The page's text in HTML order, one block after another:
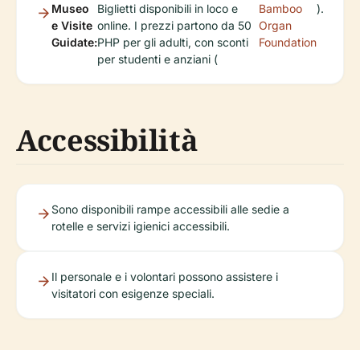
Museo
e Visite
Guidate:
Biglietti disponibili in loco e
online. I prezzi partono da 50
PHP per gli adulti, con sconti
per studenti e anziani (
Bamboo
Organ
Foundation
).
Accessibilità
Sono disponibili rampe accessibili alle sedie a
rotelle e servizi igienici accessibili.
Il personale e i volontari possono assistere i
visitatori con esigenze speciali.